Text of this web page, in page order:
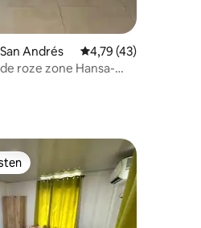
Andrés Gemiddelde
4,79 (43)
roze zone Hansa-